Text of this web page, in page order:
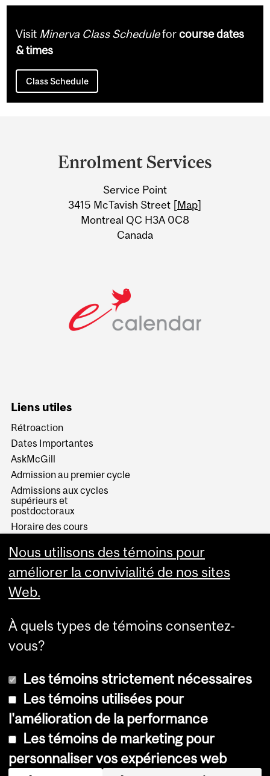
Visit Minerva Class Scheduleforcourse dates
& times
Class Schedule
Information
Enrolment Services
Service Point
3415 McTavish Street [Map]
Montreal QC H3A 0C8
Canada
Liens utiles
Rétroaction
Dates Importantes
AskMcGill
Admission au premier cycle
Admissions aux cycles
supérieurs et
postdoctoraux
Horaire des cours
Services aux étudiants
© Université McGill, 2026
Accessibilité
Avis sur les témoins
Nous utilisons des témoins pour
améliorer la convivialité de nos sites
Web.
À quels types de témoins consentez-
vous?
Les témoins strictement nécessaires
Les témoins utilisées pour
l'amélioration de la performance
Les témoins de marketing pour
personnaliser vos expériences web